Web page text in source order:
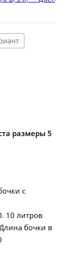
размеры 5
с
10 литров
бочки в